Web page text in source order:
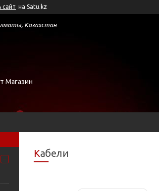
сайт на Satu.kz
Казахстан
Магазин
Кабели